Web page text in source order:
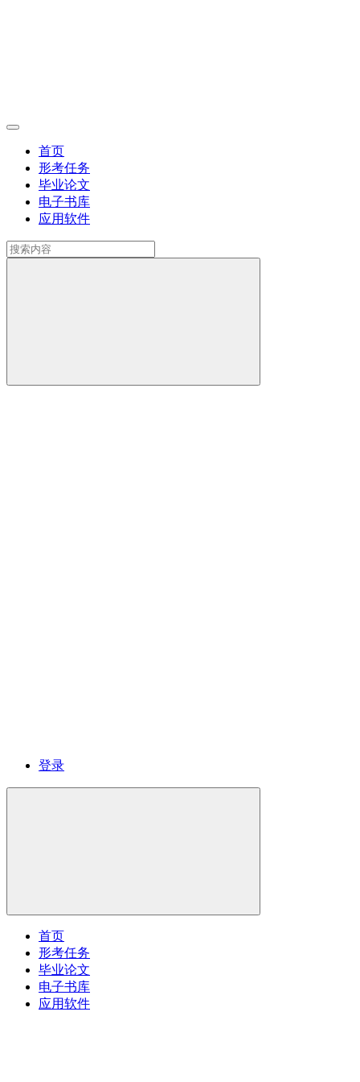
首页
形考任务
毕业论文
电子书库
应用软件
登录
首页
形考任务
毕业论文
电子书库
应用软件